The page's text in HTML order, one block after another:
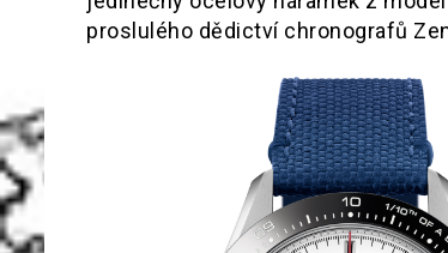
proslulého dědictví chronografů